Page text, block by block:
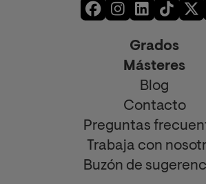
Grados
Másteres
Blog
Contacto
Preguntas
Trabaja con
Buzón de